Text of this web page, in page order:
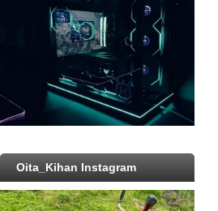
Oita_Kihan Instagram